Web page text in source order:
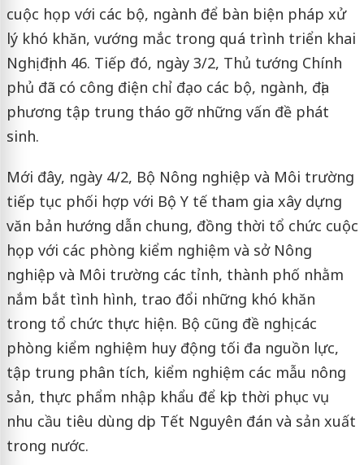
cuộc họp với các bộ, ngành để bàn biện pháp xử
lý khó khăn, vướng mắc trong quá trình triển khai
Nghị định 46. Tiếp đó, ngày 3/2, Thủ tướng Chính
phủ đã có công điện chỉ đạo các bộ, ngành, địa
phương tập trung tháo gỡ những vấn đề phát
sinh.
Mới đây, ngày 4/2, Bộ Nông nghiệp và Môi trường
tiếp tục phối hợp với Bộ Y tế tham gia xây dựng
văn bản hướng dẫn chung, đồng thời tổ chức cuộc
họp với các phòng kiểm nghiệm và sở Nông
nghiệp và Môi trường các tỉnh, thành phố nhằm
nắm bắt tình hình, trao đổi những khó khăn
trong tổ chức thực hiện. Bộ cũng đề nghị các
phòng kiểm nghiệm huy động tối đa nguồn lực,
tập trung phân tích, kiểm nghiệm các mẫu nông
sản, thực phẩm nhập khẩu để kịp thời phục vụ
nhu cầu tiêu dùng dịp Tết Nguyên đán và sản xuất
trong nước.